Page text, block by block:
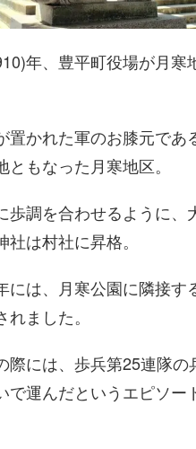
年、豊平町役場が月寒
置かれた軍のお膝元であ
ともなった月寒地区。
歩調を合わせるように、
社は村社に昇格。
には、月寒公園に隣接す
ました。
際には、歩兵第25連隊の
で運んだというエピソー